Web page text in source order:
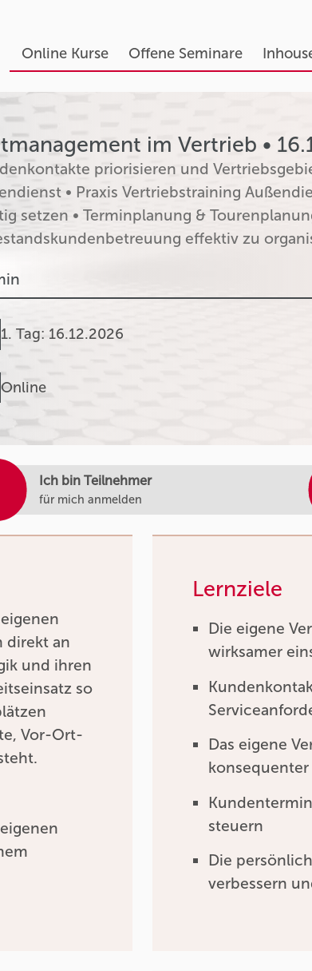
Online Kurse Offene Seminare
im Vertrieb •
priorisieren und
• Praxis Vertriebstraining
setzen • Terminplanung &
effektiv zu
1. Tag: 16.12.2026
Online
direkt an
und ihren
so
Vor-Ort-
Lernziele
Die eigene
wirksamer
Das eigene
steuern
Die
verbessern
Ich bin Teilnehmer
für mich anmelden